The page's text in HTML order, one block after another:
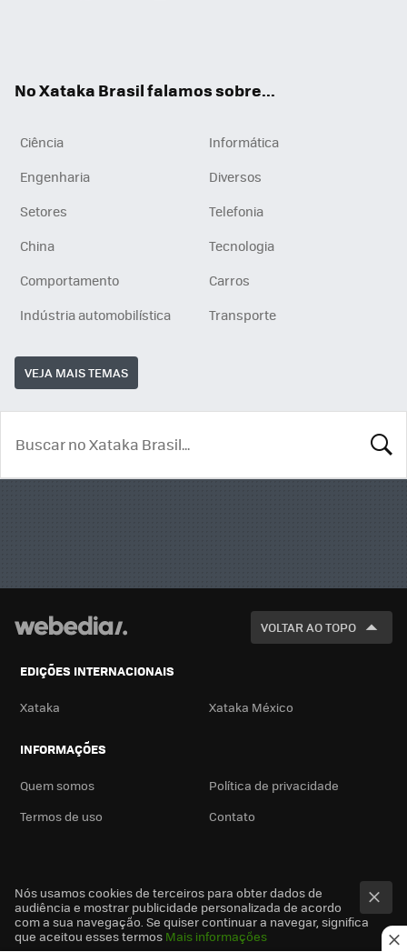
No Xataka Brasil falamos sobre...
Ciência
Informática
Engenharia
Diversos
Setores
Telefonia
China
Tecnologia
Comportamento
Carros
Indústria automobilística
Transporte
VEJA MAIS TEMAS
VOLTAR AO TOPO
EDIÇÕES INTERNACIONAIS
Xataka Xataka México
INFORMAÇÕES
Quem somos
Política de privacidade
Termos de uso
Contato
Nós usamos cookies de terceiros para obter dados de
audiência e mostrar publicidade personalizada de acordo
com a sua navegação. Se quiser continuar a navegar, significa
que aceitou esses termos Mais informações